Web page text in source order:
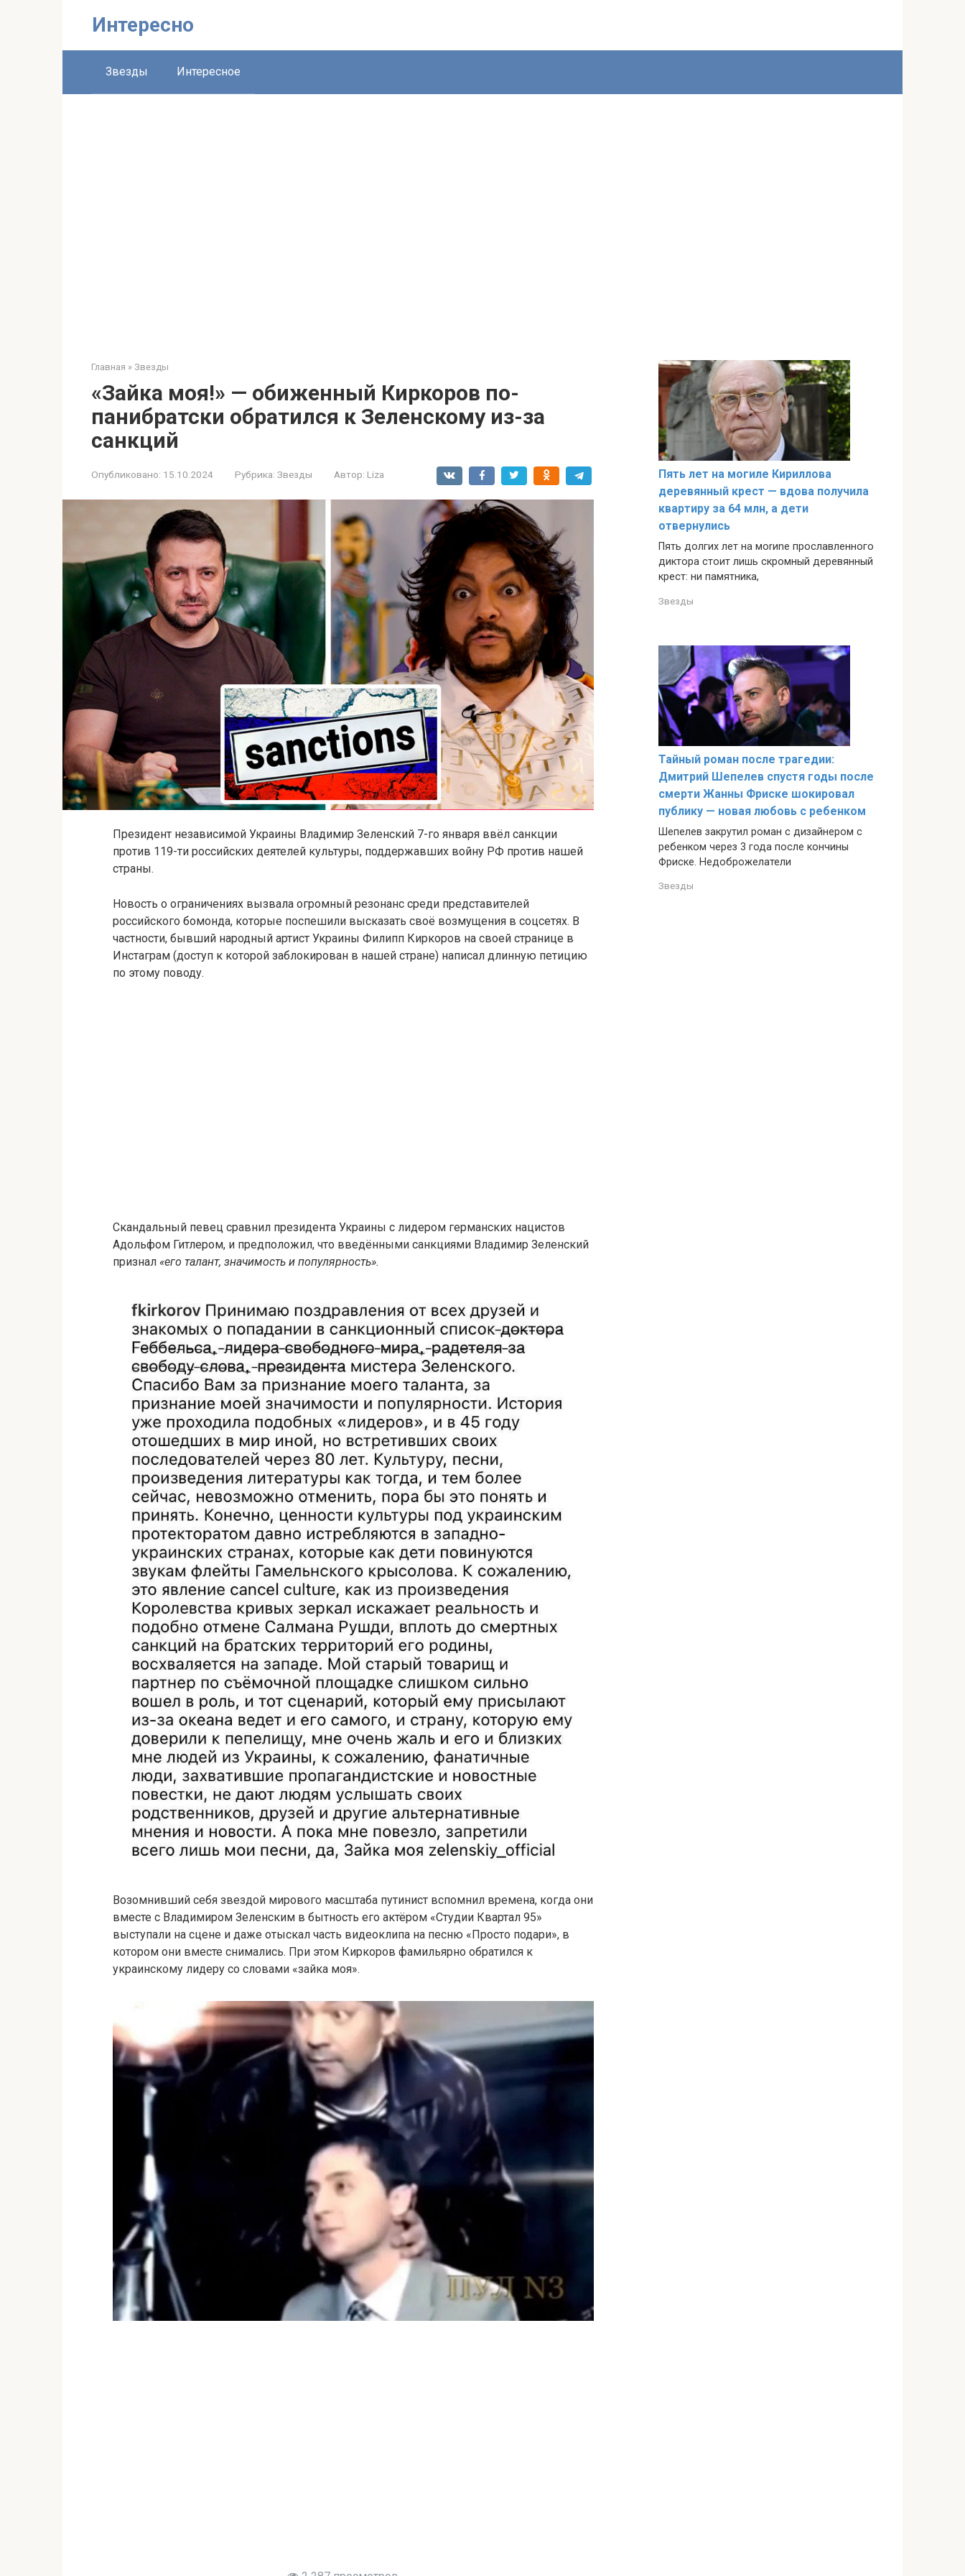
Интересно
Звезды Интересное
Главная » Звезды
«Зайка моя!» — обиженный Киркоров по-
панибратски обратился к Зеленскому из-за
санкций
Опубликовано: 15.10.2024 Рубрика: Звезды Автор: Liza
Президент независимой Украины Владимир Зеленский 7-го января ввёл санкции
против 119-ти российских деятелей культуры, поддержавших войну РФ против нашей
страны.
Новость о ограничениях вызвала огромный резонанс среди представителей
российского бомонда, которые поспешили высказать своё возмущения в соцсетях. В
частности, бывший народный артист Украины Филипп Киркоров на своей странице в
Инстаграм (доступ к которой заблокирован в нашей стране) написал длинную петицию
по этому поводу.
Скандальный певец сравнил президента Украины с лидером германских нацистов
Адольфом Гитлером, и предположил, что введёнными санкциями Владимир Зеленский
признал «его талант, значимость и популярность».
Возомнивший себя звездой мирового масштаба путинист вспомнил времена, когда они
вместе с Владимиром Зеленским в бытность его актёром «Студии Квартал 95»
выступали на сцене и даже отыскал часть видеоклипа на песню «Просто подари», в
котором они вместе снимались. При этом Киркоров фамильярно обратился к
украинскому лидеру со словами «зайка моя».
Пять лет на могиле Кириллова
деревянный крест — вдова получила
квартиру за 64 млн, а дети
отвернулись
Пять долгих лет на моrиnе прославленного
диктора стоит лишь скромный деревянный
крест: ни памятника,
Звезды
Тайный роман после трагедии:
Дмитрий Шепелев спустя годы после
смерти Жанны Фриске шокировал
публику — новая любовь с ребенком
Шепелев закрутил роман с дизайнером с
ребенком через 3 года после кончины
Фриске. Недоброжелатели
Звезды